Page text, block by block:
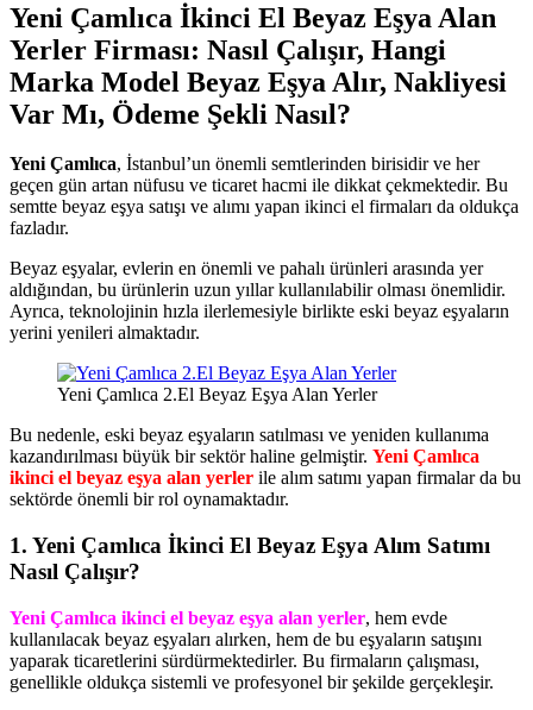
Yeni Çamlıca İkinci El Beyaz Eşya Alan
Yerler Firması: Nasıl Çalışır, Hangi
Marka Model Beyaz Eşya Alır, Nakliyesi
Var Mı, Ödeme Şekli Nasıl?
Yeni Çamlıca, İstanbul’un önemli semtlerinden birisidir ve her
geçen gün artan nüfusu ve ticaret hacmi ile dikkat çekmektedir. Bu
semtte beyaz eşya satışı ve alımı yapan ikinci el firmaları da oldukça
fazladır.
Beyaz eşyalar, evlerin en önemli ve pahalı ürünleri arasında yer
aldığından, bu ürünlerin uzun yıllar kullanılabilir olması önemlidir.
Ayrıca, teknolojinin hızla ilerlemesiyle birlikte eski beyaz eşyaların
yerini yenileri almaktadır.
Yeni Çamlıca 2.El Beyaz Eşya Alan Yerler
Bu nedenle, eski beyaz eşyaların satılması ve yeniden kullanıma
kazandırılması büyük bir sektör haline gelmiştir. Yeni Çamlıca
ikinci el beyaz eşya alan yerler ile alım satımı yapan firmalar da bu
sektörde önemli bir rol oynamaktadır.
1. Yeni Çamlıca İkinci El Beyaz Eşya Alım Satımı
Nasıl Çalışır?
Yeni Çamlıca ikinci el beyaz eşya alan yerler, hem evde
kullanılacak beyaz eşyaları alırken, hem de bu eşyaların satışını
yaparak ticaretlerini sürdürmektedirler. Bu firmaların çalışması,
genellikle oldukça sistemli ve profesyonel bir şekilde gerçekleşir.